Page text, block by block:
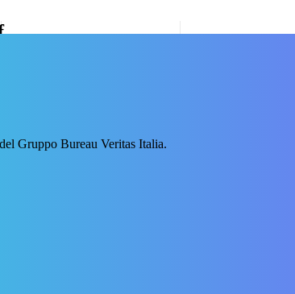
Gruppo Bureau Veritas Italia.